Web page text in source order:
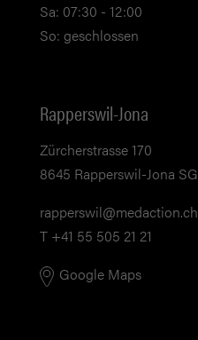
Sa: 07:30 - 12:00
So: geschlossen
Rapperswil-Jona
Zürcherstrasse 170
8645 Rapperswil-Jona SG
rapperswil@medaction.ch
T +41 55 505 21 21
Google Maps